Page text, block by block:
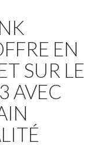
EN
SUR LE
AVEC